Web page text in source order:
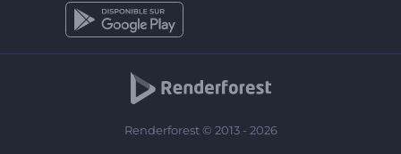
Renderforest © 2013 - 2026